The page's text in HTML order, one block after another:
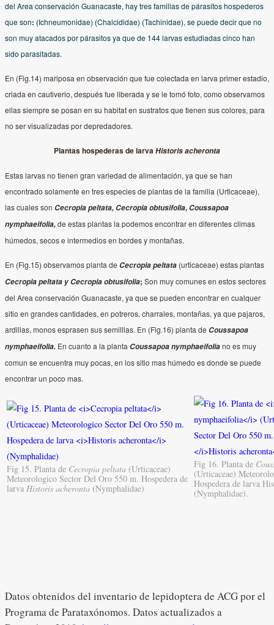
del Area conservación Guanacaste, hay tres familias de párasitos hospederos
que son: (Ichneumonidae) (Chalcididae) (Tachinidae), se puede decir que no
son muy atacados por párasitos ya que de 144 larvas estudiadas cinco han
sido parasitadas.
En (Fig.14) mariposa en observación que fue colectada en larva primer estadio,
criada en cautiverio, después fue liberada y se le tomó foto, como observamos
ellas siempre se posan en su habitat en sustratos que tienen sus colores, para
no ser visualizadas por depredadores.
Plantas hospederas de larvaHistoris acheronta
Estas larvas no tienen gran variedad de alimentación, ya que se han
encontrado solamente en tres especies de plantas de la familia (Urticaceae),
las cuales son Cecropia peltata, Cecropia obtusifolia, Coussapoa
nymphaeifolia,de estas plantas la podemos encontrar en diferentes climas
húmedos, secos e intermedios en bordes y montañas.
En (Fig.15) observamos planta de Cecropia peltata (urticaceae) estas plantas
Cecropia peltata y Cecropia obtusifolia; Son muy comunes en estos sectores
del Area conservación Guanacaste, ya que se pueden encontrar en cualquer
sitio en grandes cantidades, en potreros, charrales, montañas, ya que pajaros,
ardillas, monos esprasen sus semilllas. En (Fig.16) planta de Coussapoa
nymphaeifolia. En cuanto a la planta Coussapoa nymphaeifoliano es muy
comun se encuentra muy pocas, en los sitio mas húmedo es donde se puede
encontrar un poco mas.
Fig 15. Planta de Cecropia peltata (Urticaceae)
Meteorologico Sector Del Oro 550 m. Hospedera de
larva Historis acheronta (Nymphalidae)
Fig 16. Planta de
(Urticaceae)
Hospedera de larva
(Nymphalidae).
Datos obtenidos del inventario de lepidoptera de ACG por el
Programa de Parataxónomos. Datos actualizados a